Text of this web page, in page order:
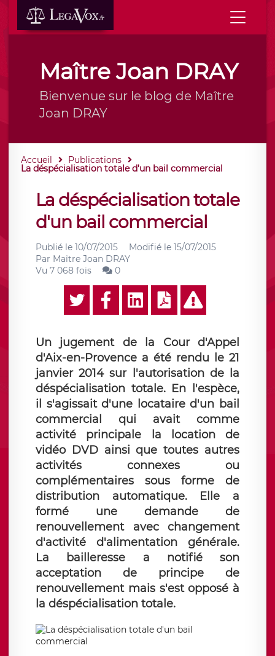
Maître Joan DRAY
Bienvenue sur le blog de Maître
Joan DRAY
Accueil Publications
La déspécialisation totale d'un bail commercial
La déspécialisation totale
d'un bail commercial
Publié le 10/07/2015 Modifié le 15/07/2015
Par Maître Joan DRAY
Vu 7 068 fois
0
Un jugement de la Cour d'Appel
d'Aix-en-Provence a été rendu le 21
janvier 2014 sur l'autorisation de la
déspécialisation totale. En l'espèce,
il s'agissait d'une locataire d'un bail
commercial qui avait comme
activité principale la location de
vidéo DVD ainsi que toutes autres
activités connexes ou
complémentaires sous forme de
distribution automatique. Elle a
formé une demande de
renouvellement avec changement
d'activité d'alimentation générale.
La bailleresse a notifié son
acceptation de principe de
renouvellement mais s'est opposé à
la déspécialisation totale.